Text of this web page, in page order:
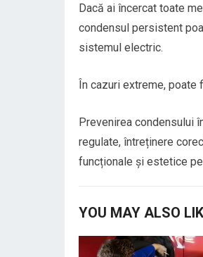
Dacă ai încercat toate
condensul persistent
sistemul electric.
În cazuri extreme, poate
Prevenirea condensului
regulate, întreținere
funcționale și estetice
YOU MAY ALSO